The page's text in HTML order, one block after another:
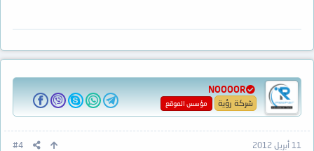
NOOOOR
شركة رؤية مؤسس الموقع
11 أبريل 2012 #4